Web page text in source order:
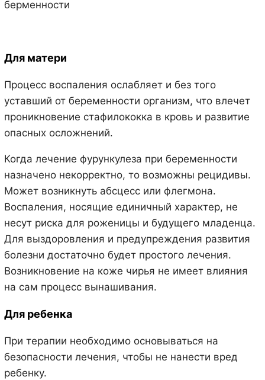
Для матери
Процесс воспаления ослабляет и без того
уставший от беременности организм, что влечет
проникновение стафилококка в кровь и развитие
опасных осложнений.
Когда лечение фурункулеза при беременности
назначено некорректно, то возможны рецидивы.
Может возникнуть абсцесс или флегмона.
Воспаления, носящие единичный характер, не
несут риска для роженицы и будущего младенца.
Для выздоровления и предупреждения развития
болезни достаточно будет простого лечения.
Возникновение на коже чирья не имеет влияния
на сам процесс вынашивания.
Для ребенка
При терапии необходимо основываться на
безопасности лечения, чтобы не нанести вред
ребенку.